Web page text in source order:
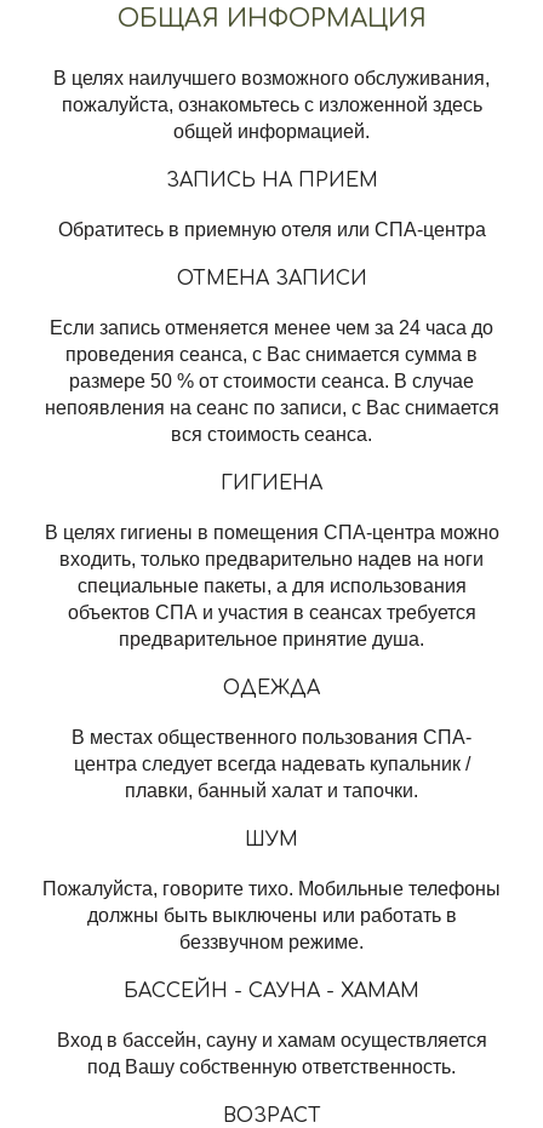
ОБЩАЯ ИНФОРМАЦИЯ
В целях наилучшего возможного обслуживания,
пожалуйста, ознакомьтесь с изложенной здесь
общей информацией.
ЗАПИСЬ НА ПРИЕМ
Обратитесь в приемную отеля или СПА-центра
ОТМЕНА ЗАПИСИ
Если запись отменяется менее чем за 24 часа до
проведения сеанса, с Вас снимается сумма в
размере 50 % от стоимости сеанса. В случае
непоявления на сеанс по записи, с Вас снимается
вся стоимость сеанса.
ГИГИЕНА
В целях гигиены в помещения СПА-центра можно
входить, только предварительно надев на ноги
специальные пакеты, а для использования
объектов СПА и участия в сеансах требуется
предварительное принятие душа.
ОДЕЖДА
В местах общественного пользования СПА-
центра следует всегда надевать купальник /
плавки, банный халат и тапочки.
ШУМ
Пожалуйста, говорите тихо. Мобильные телефоны
должны быть выключены или работать в
беззвучном режиме.
БАССЕЙН - САУНА - ХАМАМ
Вход в бассейн, сауну и хамам осуществляется
под Вашу собственную ответственность.
ВОЗРАСТ